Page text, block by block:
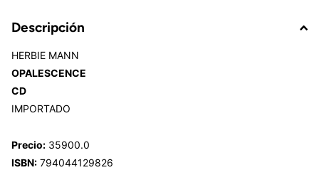
Descripción
HERBIE MANN
OPALESCENCE
CD
IMPORTADO
Precio: 35900.0
ISBN: 794044129826